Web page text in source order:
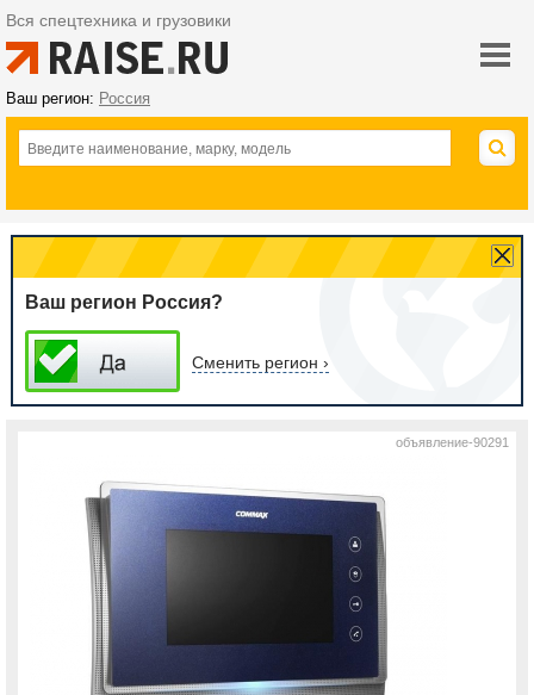
Вся спецтехника и грузовики
Ваш регион: Россия
Ваш регион Россия?
Сменить регион ›
объявление-90291